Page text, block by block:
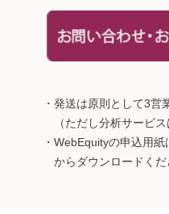
・発送は原則として3営
（ただし分析サービ
・WebEquityの申込用紙
からダウンロードくだ